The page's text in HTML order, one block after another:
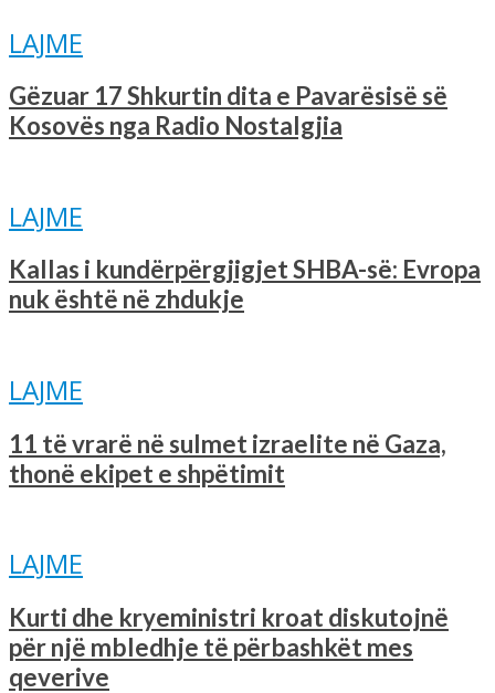
LAJME
Gëzuar 17 Shkurtin dita e Pavarësisë së
Kosovës nga Radio Nostalgjia
LAJME
Kallas i kundërpërgjigjet SHBA-së: Evropa
nuk është në zhdukje
LAJME
11 të vrarë në sulmet izraelite në Gaza,
thonë ekipet e shpëtimit
LAJME
Kurti dhe kryeministri kroat diskutojnë
për një mbledhje të përbashkët mes
qeverive